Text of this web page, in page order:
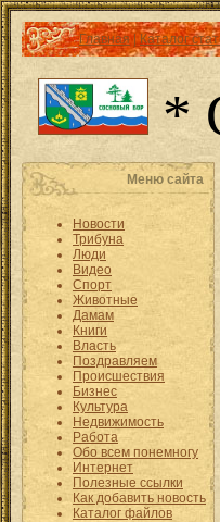
Главная|Каталог
*
Меню сайта
Новости
Трибуна
Люди
Видео
Спорт
Животные
Дамам
Книги
Власть
Поздравляем
Происшествия
Бизнес
Культура
Недвижимость
Работа
Обо всем понемногу
Интернет
Полезные ссылки
Как добавить новость
Каталог файлов